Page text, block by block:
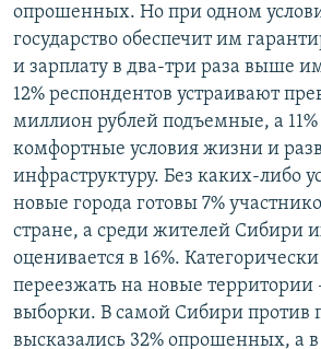
опрошенных. Но при одном
государство обеспечит им
и зарплату в два-три раза выше
12% респондентов устраивают
миллион рублей подъемные, а
комфортные условия жизни и
инфраструктуру. Без каких-либо
новые города готовы 7%
стране, а среди жителей Сибири
оценивается в 16%.
переезжать на новые территории
выборки. В самой Сибири против
высказались 32% опрошенных, а